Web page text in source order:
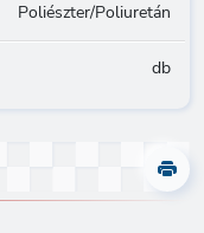
Poliészter/Poliuretán
db